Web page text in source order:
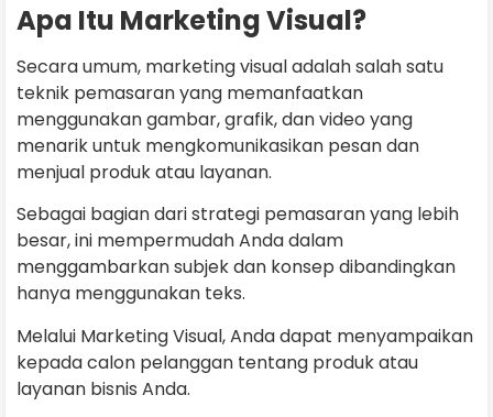
Apa Itu Marketing Visual?
Secara umum, marketing visual adalah salah satu
teknik pemasaran yang memanfaatkan
menggunakan gambar, grafik, dan video yang
menarik untuk mengkomunikasikan pesan dan
menjual produk atau layanan.
Sebagai bagian dari strategi pemasaran yang lebih
besar, ini mempermudah Anda dalam
menggambarkan subjek dan konsep dibandingkan
hanya menggunakan teks.
Melalui Marketing Visual, Anda dapat menyampaikan
kepada calon pelanggan tentang produk atau
layanan bisnis Anda.